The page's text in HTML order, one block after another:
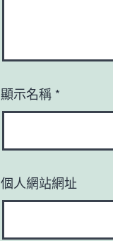
顯示名稱 *
個人網站網址